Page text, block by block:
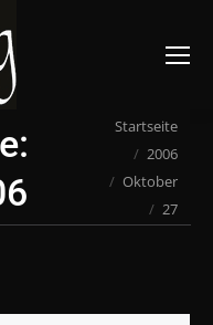
Suchen:
Du bist hier:Startseite
2006
Oktober
27